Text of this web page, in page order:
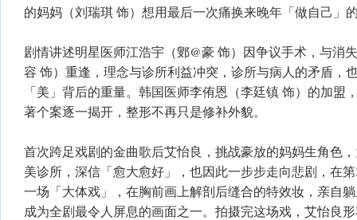
的妈妈（刘瑞琪 饰）想用最后一次痛换来晚年「做自己」
剧情讲述明星医师江浩宇（鄋@豪 饰）因争议手术，与消
容 饰）重逢，理念与诊所利益冲突，诊所与病人的矛盾，
「美」背后的重量。韩国医师李侑恩（李廷镇 饰）的加盟
著个案逐一揭开，整形不再只是修补外貌。
首次跨足戏剧的金曲歌后艾怡良，挑战豪放的妈妈生角色
美诊所，深信「愈大愈好」，也因此一步步走向悲剧，在
一场「大体戏」，在胸前画上解剖后缝合的特效妆，亲自
成为全剧最令人屏息的画面之一。拍摄完这场戏，艾怡良